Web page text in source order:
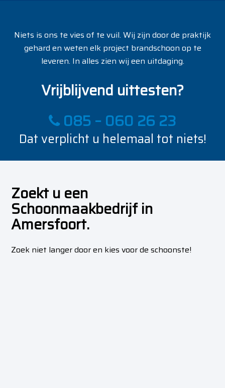
Niets is ons te vies of te vuil. Wij zijn door de praktijk
gehard en weten elk project brandschoon op te
leveren. In alles zien wij een uitdaging.
Vrijblijvend uittesten?
085 – 060 26 23
Dat verplicht u helemaal tot niets!
Zoekt u een
Schoonmaakbedrijf in
Amersfoort.
Zoek niet langer door en kies voor de schoonste!